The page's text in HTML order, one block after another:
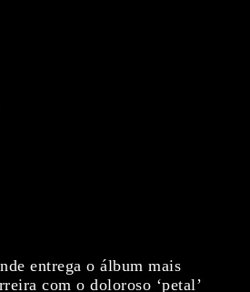
entrega o álbum mais
com o doloroso ‘petal’